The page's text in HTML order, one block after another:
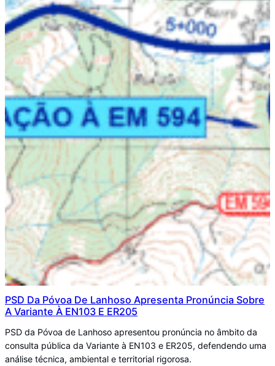
PSD Da Póvoa De Lanhoso Apresenta Pronúncia Sobre
A Variante À EN103 E ER205
PSD da Póvoa de Lanhoso apresentou pronúncia no âmbito da
consulta pública da Variante à EN103 e ER205, defendendo uma
análise técnica, ambiental e territorial rigorosa.